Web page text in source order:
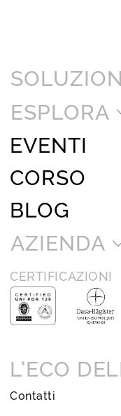
ESPLORA
EVENTI
CORSO
BLOG
AZIENDA
CERTIFICAZIONI
L’ECO
Contatti